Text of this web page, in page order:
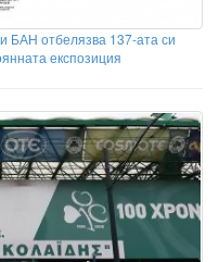
БАН отбелязва 137-ата си
експозиция